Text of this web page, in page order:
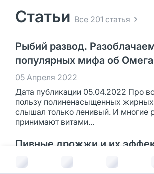
В корзину за
Статьи Все 201 статья
Рыбий развод.
популярных мифа об
05 Апреля 2022
Дата публикации 05.04.2022 Про
пользу полиненасыщенных жирных
слышал только ленивый. И многие
принимают витами...
Пивные дрожжи и их
для здоровья волос